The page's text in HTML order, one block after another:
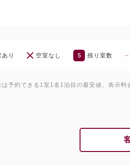
あり 空室なし 5 残り室数
予約できる1室1名1泊目の最安値。表示料